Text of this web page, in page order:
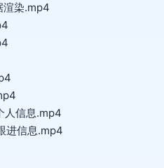
渲染.mp4
人信息.mp4
进信息.mp4